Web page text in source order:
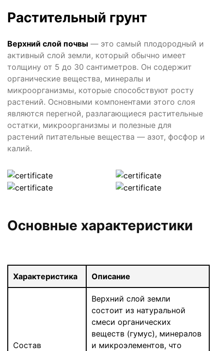
Растительный грунт
Верхний слой почвы — это самый плодородный и
активный слой земли, который обычно имеет
толщину от 5 до 30 сантиметров. Он содержит
органические вещества, минералы и
микроорганизмы, которые способствуют росту
растений. Основными компонентами этого слоя
являются перегной, разлагающиеся растительные
остатки, микроорганизмы и полезные для
растений питательные вещества — азот, фосфор и
калий.
Основные характеристики
Характеристика Описание
Состав
Верхний слой земли
состоит из натуральной
смеси органических
веществ (гумус), минералов
и микроэлементов, что